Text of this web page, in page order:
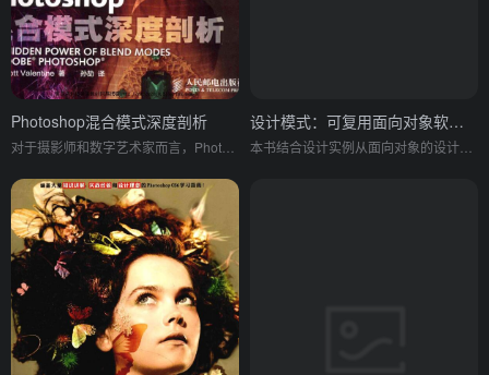
Photoshop混合模式深度剖析 设计模式：可复用面向对象软件度基础